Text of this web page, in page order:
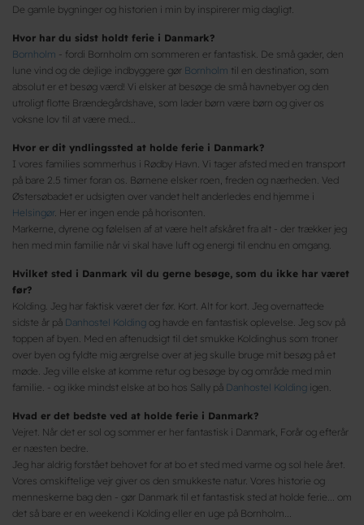
De gamle bygninger og historien i min by inspirerer mig dagligt.
Hvor har du sidst holdt ferie i Danmark?
Bornholm - fordi Bornholm om sommeren er fantastisk. De små gader, den
lune vind og de dejlige indbyggere gør Bornholm til en destination, som
absolut er et besøg værd! Vi elsker at besøge de små havnebyer og den
utroligt flotte Brændegårdshave, som lader børn være børn og giver os
voksne lov til at være med...
Hvor er dit yndlingssted at holde ferie i Danmark?
I vores families sommerhus i Rødby Havn. Vi tager afsted med en transport
på bare 2.5 timer foran os. Børnene elsker roen, freden og nærheden. Ved
Østersøbadet er udsigten over vandet helt anderledes end hjemme i
Helsingør . Her er ingen ende på horisonten.
Markerne, dyrene og følelsen af at være helt afskåret fra alt - der trækker jeg
hen med min familie når vi skal have luft og energi til endnu en omgang.
Hvilket sted i Danmark vil du gerne besøge, som du ikke har været
før?
Kolding. Jeg har faktisk været der før. Kort. Alt for kort. Jeg overnattede
sidste år på Danhostel Kolding og havde en fantastisk oplevelse. Jeg sov på
toppen af byen. Med en aftenudsigt til det smukke Koldinghus som troner
over byen og fyldte mig ærgrelse over at jeg skulle bruge mit besøg på et
møde. Jeg ville elske at komme retur og besøge by og område med min
familie. - og ikke mindst elske at bo hos Sally på Danhostel Kolding igen.
Hvad er det bedste ved at holde ferie i Danmark?
Vejret. Når det er sol og sommer er her fantastisk i Danmark, Forår og efterår
er næsten bedre.
Jeg har aldrig forstået behovet for at bo et sted med varme og sol hele året.
Vores omskiftelige vejr giver os den smukkeste natur. Vores historie og
menneskerne bag den - gør Danmark til et fantastisk sted at holde ferie... om
det så bare er en weekend i Kolding eller en uge på Bornholm...